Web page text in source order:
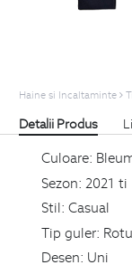
Haine si Incaltaminte
Detalii Produs
Culoare:
Sezon: 2021 ti
Stil: Casual
Tip guler:
Desen: Uni